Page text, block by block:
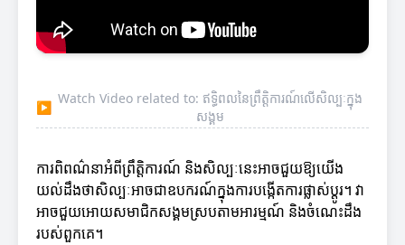
▶
Watch Video related to: ឥទ្ធិពលនៃព្រឹត្តិការណ៍លើសិល្បៈក្នុង
សង្គម
ការពិពណ៌នាអំពីព្រឹត្តិការណ៍ និងសិល្បៈនេះអាចជួយឱ្យយើង
យល់ដឹងថាសិល្បៈអាចជាឧបករណ៍ក្នុងការបង្កើតការផ្លាស់ប្តូរ។ វា
អាចជួយអោយសមាជិកសង្គមស្របតាមអារម្មណ៍ និងចំណេះដឹង
របស់ពួកគេ។